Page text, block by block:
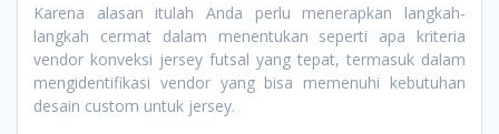
Karena alasan itulah Anda perlu menerapkan langkah-
langkah cermat dalam menentukan seperti apa kriteria
vendor konveksi jersey futsal yang tepat, termasuk dalam
mengidentifikasi vendor yang bisa memenuhi kebutuhan
desain custom untuk jersey.